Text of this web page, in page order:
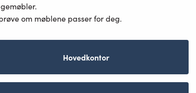
om møblene passer for deg.
Hovedkontor